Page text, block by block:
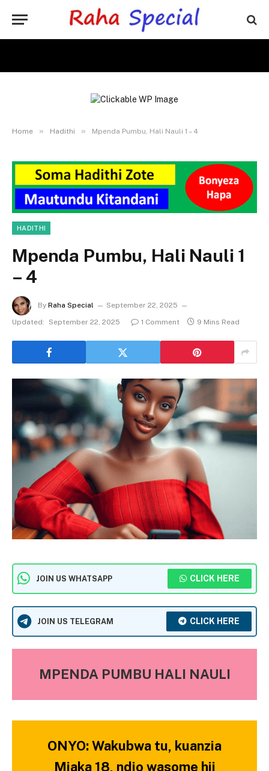
Home » Hadithi » Mpenda Pumbu, Hali Nauli 1 – 4
HADITHI
Mpenda Pumbu, Hali Nauli 1
– 4
By Raha Special
September 22, 2025
Updated:
September 22, 2025 1 Comment 9 Mins Read
JOIN US WHATSAPP CLICK HERE
JOIN US TELEGRAM CLICK HERE
MPENDA PUMBU HALI NAULI
ONYO: Wakubwa tu, kuanzia
Miaka 18, ndio wasome hii